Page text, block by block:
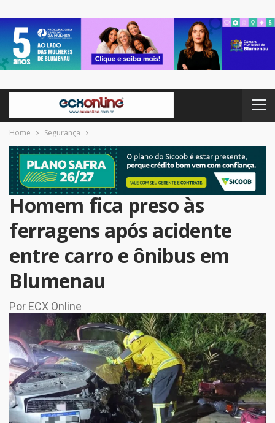
Home Segurança
Homem fica preso às
ferragens após acidente
entre carro e ônibus em
Blumenau
Por ECX Online